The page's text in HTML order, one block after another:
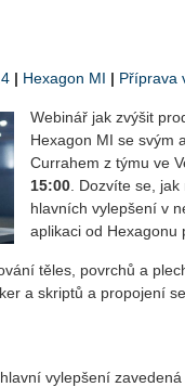
| Hexagon MI | Příprava
Webi­nář jak zvý­šit
He­xa­gon MI se svým
Curra­hem z týmu ve
15:00 . Do­zví­te se,
hlav­ních vy­lep­še­ní v
apli­ka­ci od He­xa­go­nu
těles, po­vrchů a
a skrip­tů a pro­po­je­ní
vy­lep­še­ní